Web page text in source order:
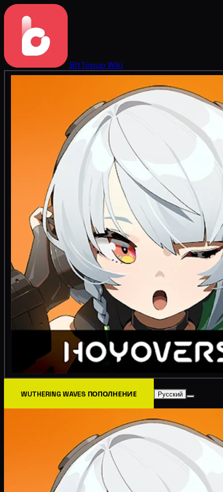
BitTopup Wiki
WUTHERING WAVES ПОПОЛНЕНИЕ Русский